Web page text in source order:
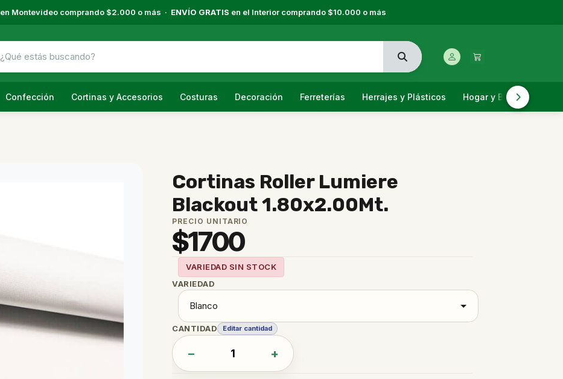
en Montevideo comprando $2.000 o más · ENVÍO GRATIS en el Interior comprando $10.000 o más
Confección Cortinas y Accesorios Costuras Decoración Ferreterías Herrajes y Plásticos Hogar y Bazar
Cortinas Roller Lumiere
Blackout 1.80x2.00Mt.
PRECIO UNITARIO
$1700
VARIEDAD SIN STOCK
VARIEDAD
CANTIDAD Editar cantidad
− +